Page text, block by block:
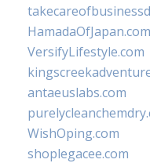
HamadaOfJapan.com
VersifyLifestyle.com
antaeuslabs.com
WishOping.com
shoplegacee.com